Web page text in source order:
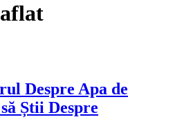
Despre Apa de
Știi Despre